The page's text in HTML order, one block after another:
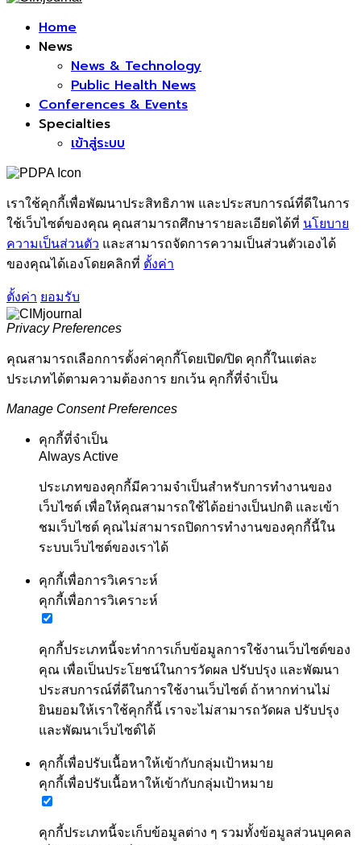
Home
News
News & Technology
Public Health News
Conferences & Events
Specialties
เข้าสู่ระบบ
เราใช้คุกกี้เพื่อพัฒนาประสิทธิภาพ และประสบการณ์ที่ดีในการ
ใช้เว็บไซต์ของคุณ คุณสามารถศึกษารายละเอียดได้ที่ นโยบาย
ความเป็นส่วนตัว และสามารถจัดการความเป็นส่วนตัวเองได้
ของคุณได้เองโดยคลิกที่ ตั้งค่า
ตั้งค่า ยอมรับ
Privacy Preferences
คุณสามารถเลือกการตั้งค่าคุกกี้โดยเปิด/ปิด คุกกี้ในแต่ละ
ประเภทได้ตามความต้องการ ยกเว้น คุกกี้ที่จำเป็น
Manage Consent Preferences
คุกกี้ที่จำเป็น
Always Active
ประเภทของคุกกี้มีความจำเป็นสำหรับการทำงานของ
เว็บไซต์ เพื่อให้คุณสามารถใช้ได้อย่างเป็นปกติ และเข้า
ชมเว็บไซต์ คุณไม่สามารถปิดการทำงานของคุกกี้นี้ใน
ระบบเว็บไซต์ของเราได้
คุกกี้เพื่อการวิเคราะห์
คุกกี้เพื่อการวิเคราะห์
คุกกี้ประเภทนี้จะทำการเก็บข้อมูลการใช้งานเว็บไซต์ของ
คุณ เพื่อเป็นประโยชน์ในการวัดผล ปรับปรุง และพัฒนา
ประสบการณ์ที่ดีในการใช้งานเว็บไซต์ ถ้าหากท่านไม่
ยินยอมให้เราใช้คุกกี้นี้ เราจะไม่สามารถวัดผล ปรับปรุง
และพัฒนาเว็บไซต์ได้
คุกกี้เพื่อปรับเนื้อหาให้เข้ากับกลุ่มเป้าหมาย
คุกกี้เพื่อปรับเนื้อหาให้เข้ากับกลุ่มเป้าหมาย
คุกกี้ประเภทนี้จะเก็บข้อมูลต่าง ๆ รวมทั้งข้อมูลส่วนบุคคล